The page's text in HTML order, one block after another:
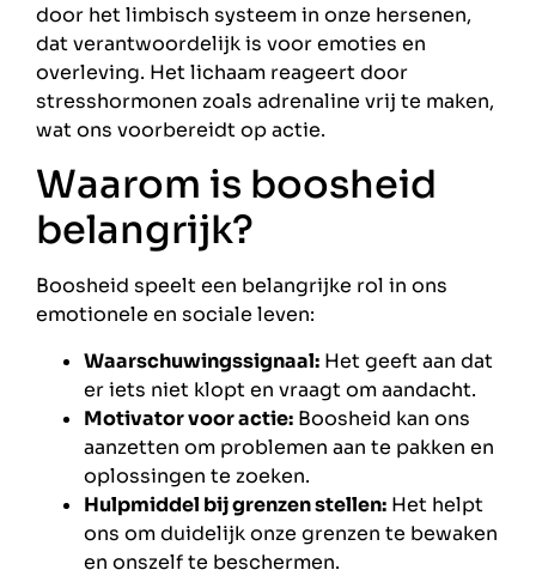
door het limbisch systeem in onze hersenen,
dat verantwoordelijk is voor emoties en
overleving. Het lichaam reageert door
stresshormonen zoals adrenaline vrij te maken,
wat ons voorbereidt op actie.
Waarom is boosheid
belangrijk?
Boosheid speelt een belangrijke rol in ons
emotionele en sociale leven:
Waarschuwingssignaal: Het geeft aan dat
er iets niet klopt en vraagt om aandacht.
Motivator voor actie: Boosheid kan ons
aanzetten om problemen aan te pakken en
oplossingen te zoeken.
Hulpmiddel bij grenzen stellen: Het helpt
ons om duidelijk onze grenzen te bewaken
en onszelf te beschermen.